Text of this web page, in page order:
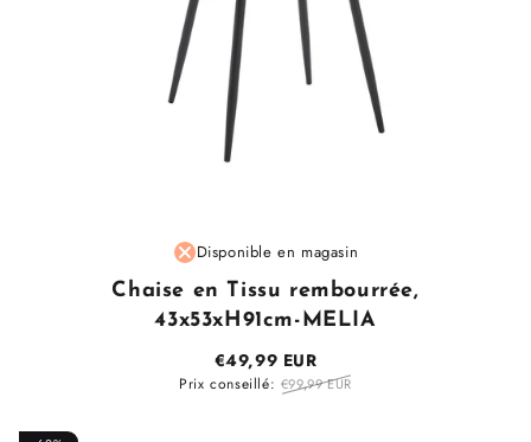
Fournisseur
Disponible en magasin
Chaise en Tissu rembourrée,
43x53xH91cm-MELIA
€49,99 EUR
Prix conseillé: €99,99 EUR